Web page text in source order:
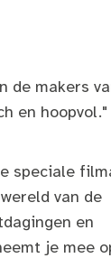
de makers
en
speciale
van de
en
je mee